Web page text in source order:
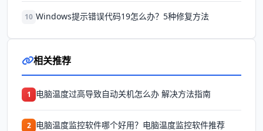
10 Windows提示错误代码19怎么办？5种修复方法
相关推荐
1 电脑温度过高导致自动关机怎么办 解决方法指南
2 电脑温度监控软件哪个好用？电脑温度监控软件推荐